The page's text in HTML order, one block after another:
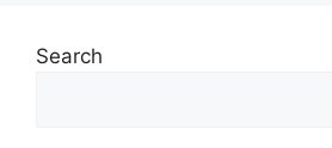
Search